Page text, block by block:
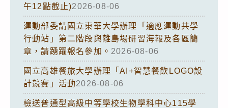
午12點截止)2026-08-06
運動部委請國立東華大學辦理「適應運動共學
行動站」第二階段與離島場研習海報及各區簡
章，請踴躍報名參加。 2026-08-06
國立高雄餐旅大學辦理「AI+智慧餐飲LOGO設
計競賽」活動2026-08-06
檢送普通型高級中等學校生物學科中心115學